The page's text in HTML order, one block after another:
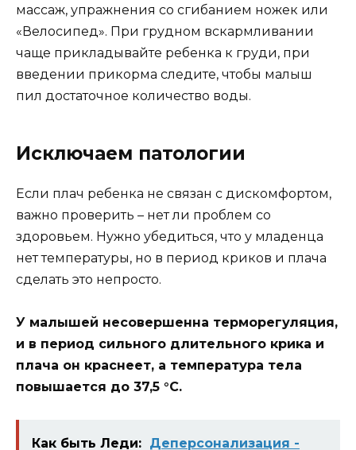
массаж, упражнения со сгибанием ножек или
«Велосипед». При грудном вскармливании
чаще прикладывайте ребенка к груди, при
введении прикорма следите, чтобы малыш
пил достаточное количество воды.
Исключаем патологии
Если плач ребенка не связан с дискомфортом,
важно проверить – нет ли проблем со
здоровьем. Нужно убедиться, что у младенца
нет температуры, но в период криков и плача
сделать это непросто.
У малышей несовершенна терморегуляция,
и в период сильного длительного крика и
плача он краснеет, а температура тела
повышается до 37,5 °С.
Как быть Леди: Деперсонализация -